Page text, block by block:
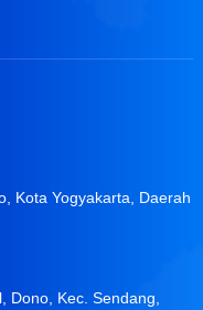
Kota Yogyakarta, Daerah
Dono, Kec. Sendang,